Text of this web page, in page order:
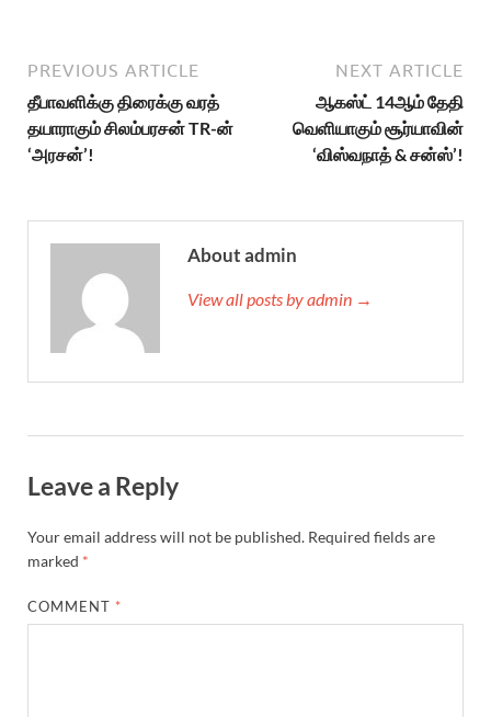
PREVIOUS ARTICLE
தீபாவளிக்கு திரைக்கு வரத்
தயாராகும் சிலம்பரசன் TR-ன்
‘அரசன்’!
NEXT ARTICLE
ஆகஸ்ட் 14ஆம் தேதி
வெளியாகும் சூர்யாவின்
‘விஸ்வநாத் & சன்ஸ்’!
About admin
View all posts by admin →
Leave a Reply
Your email address will not be published. Required fields are
marked *
COMMENT *